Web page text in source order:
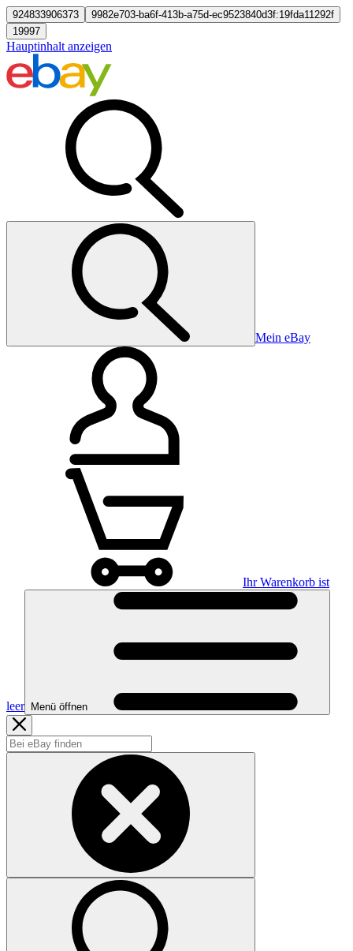
924833906373
9982e703-ba6f-413b-a75d-ec9523840d3f:19fda11292f
19997
Hauptinhalt anzeigen
Mein eBay
Ihr Warenkorb ist
leer Menü öffnen